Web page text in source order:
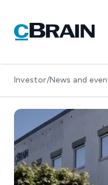
Investor/News and